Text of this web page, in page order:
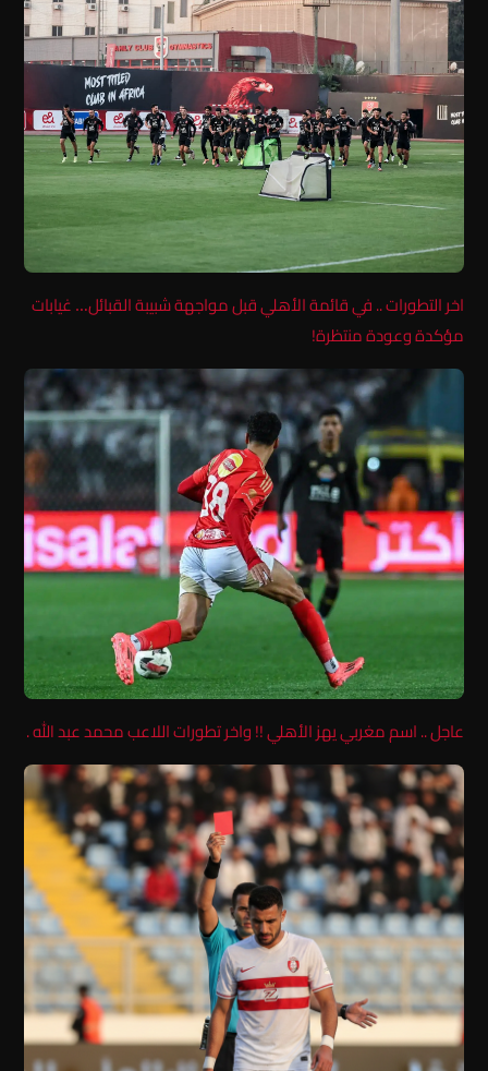
اخر التطورات .. في قائمة الأهلي قبل مواجهة شبيبة القبائل… غيابات
مؤكدة وعودة منتظرة!
عاجل .. اسم مغربي يهز الأهلي !! واخر تطورات اللاعب محمد عبد الله .